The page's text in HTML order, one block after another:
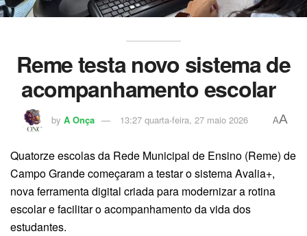
Reme testa novo sistema de
acompanhamento escolar
by A Onça 13:27 quarta-feira, 27 maio 2026 AA
Quatorze escolas da Rede Municipal de Ensino (Reme) de
Campo Grande começaram a testar o sistema Avalia+,
nova ferramenta digital criada para modernizar a rotina
escolar e facilitar o acompanhamento da vida dos
estudantes.